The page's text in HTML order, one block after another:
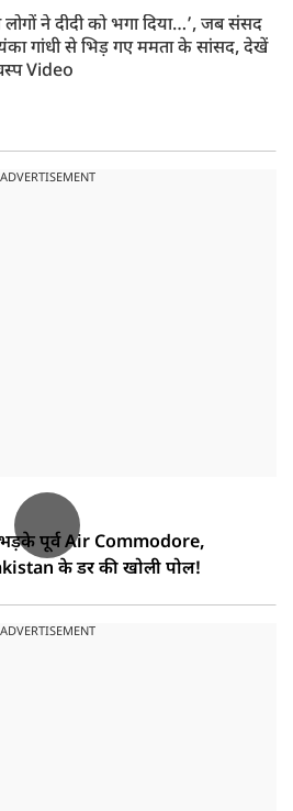
ने दीदी को भगा दिया…’, जब संसद
गांधी से भिड़ गए ममता के सांसद, देखें
Video
ADVERTISEMENT
भड़के पूर्व Air Commodore,
के डर की खोली पोल!
ADVERTISEMENT